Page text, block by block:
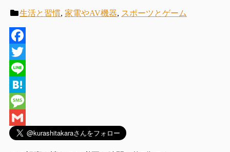
生活と習慣, 家電やAV機器, スポーツとゲーム
Facebook
Twitter
Line
Hatena
Message
Gmail